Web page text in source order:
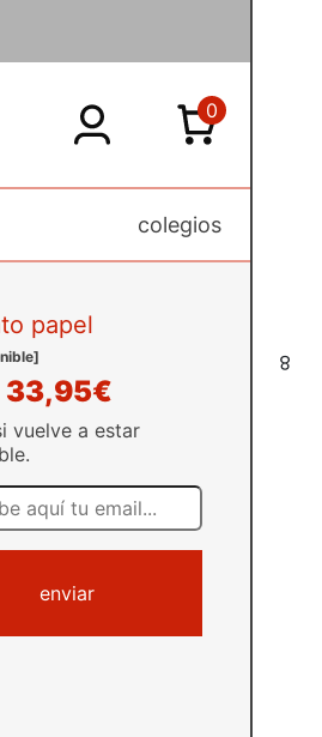
8
colegios
0
papel
33,95€
vuelve a estar
enviar